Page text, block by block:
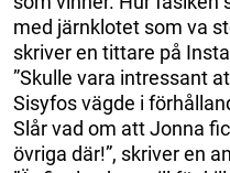
med järnklotet som va
skriver en tittare på
”Skulle vara intressant
Sisyfos vägde i
Slår vad om att Jonna
övriga där!”, skriver en